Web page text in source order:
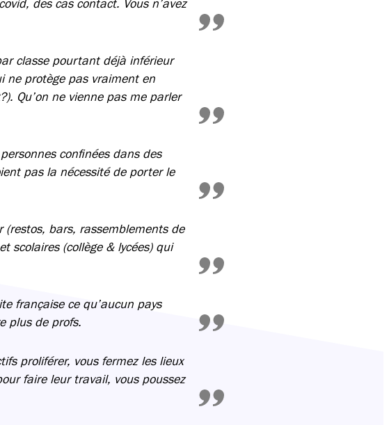
des cas contact. Vous n’avez
classe pourtant déjà inférieur
ne protège pas vraiment en
Qu’on ne vienne pas me parler
confinées dans des
pas la nécessité de porter le
(restos, bars, rassemblements de
scolaires (collège & lycées) qui
française ce qu’aucun pays
plus de profs.
proliférer, vous fermez les lieux
faire leur travail, vous poussez